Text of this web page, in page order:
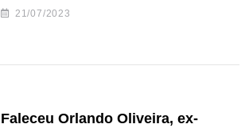
de Freguesia S. João de Ver
21/07/2023
Faleceu Orlando Oliveira, ex-